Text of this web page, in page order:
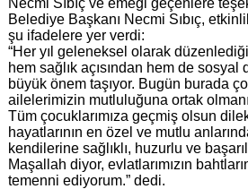
Necmi Sıbıç ve emeği geçenlere
Belediye Başkanı Necmi Sıbıç,
şu ifadelere yer verdi:
“Her yıl geleneksel olarak
hem sağlık açısından hem de sosyal
büyük önem taşıyor. Bugün burada
ailelerimizin mutluluğuna ortak
Tüm çocuklarımıza geçmiş olsun
hayatlarının en özel ve mutlu
kendilerine sağlıklı, huzurlu ve
Maşallah diyor, evlatlarımızın
temenni ediyorum.” dedi.